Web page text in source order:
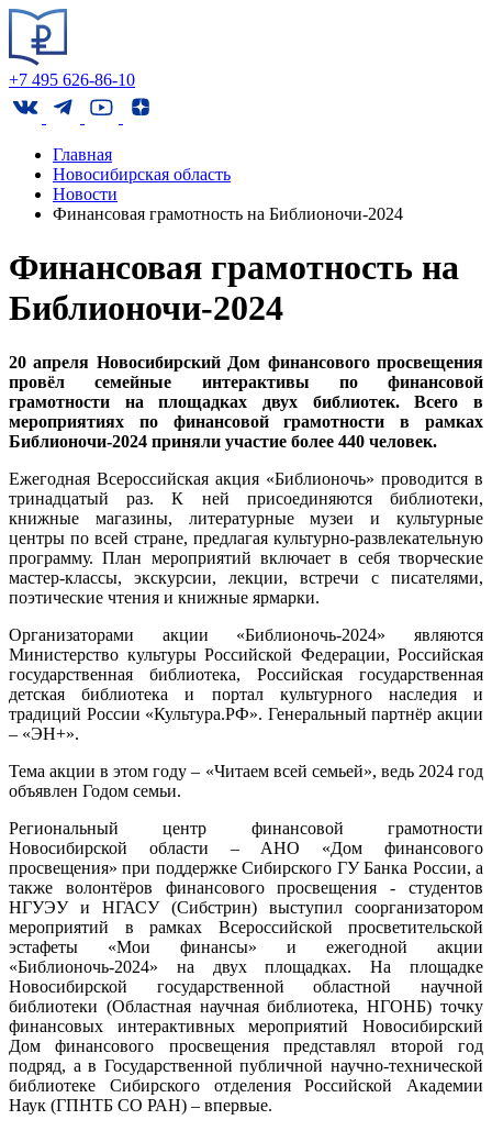
+7 495 626-86-10
Главная
Новосибирская область
Новости
Финансовая грамотность на Библионочи-2024
Финансовая грамотность на
Библионочи-2024
20 апреля Новосибирский Дом финансового просвещения
провёл семейные интерактивы по финансовой
грамотности на площадках двух библиотек. Всего в
мероприятиях по финансовой грамотности в рамках
Библионочи-2024 приняли участие более 440 человек.
Ежегодная Всероссийская акция «Библионочь» проводится в
тринадцатый раз. К ней присоединяются библиотеки,
книжные магазины, литературные музеи и культурные
центры по всей стране, предлагая культурно-развлекательную
программу. План мероприятий включает в себя творческие
мастер-классы, экскурсии, лекции, встречи с писателями,
поэтические чтения и книжные ярмарки.
Организаторами акции «Библионочь-2024» являются
Министерство культуры Российской Федерации, Российская
государственная библиотека, Российская государственная
детская библиотека и портал культурного наследия и
традиций России «Культура.РФ». Генеральный партнёр акции
– «ЭН+».
Тема акции в этом году – «Читаем всей семьей», ведь 2024 год
объявлен Годом семьи.
Региональный центр финансовой грамотности
Новосибирской области – АНО «Дом финансового
просвещения» при поддержке Сибирского ГУ Банка России, а
также волонтёров финансового просвещения - студентов
НГУЭУ и НГАСУ (Сибстрин) выступил соорганизатором
мероприятий в рамках Всероссийской просветительской
эстафеты «Мои финансы» и ежегодной акции
«Библионочь-2024» на двух площадках. На площадке
Новосибирской государственной областной научной
библиотеки (Областная научная библиотека, НГОНБ) точку
финансовых интерактивных мероприятий Новосибирский
Дом финансового просвещения представлял второй год
подряд, а в Государственной публичной научно-технической
библиотеке Сибирского отделения Российской Академии
Наук (ГПНТБ СО РАН) – впервые.